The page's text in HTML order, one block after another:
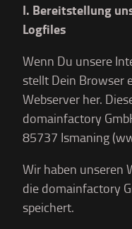
I. Bereitstellung
Logfiles
Wenn Du unsere
stellt Dein Browser
Webserver her.
domainfactory
85737 Ismaning
Wir haben unseren
die domainfactory
speichert.